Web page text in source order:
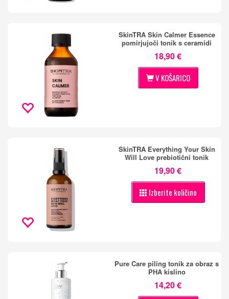
SkinTRA Skin Calmer Essence
pomirjujoči tonik s ceramidi
18,90 €
V KOŠARICO
SkinTRA Everything Your Skin
Will Love prebiotični tonik
19,90 €
Izberite količino
Pure Care piling tonik za obraz s
PHA kislino
14,20 €